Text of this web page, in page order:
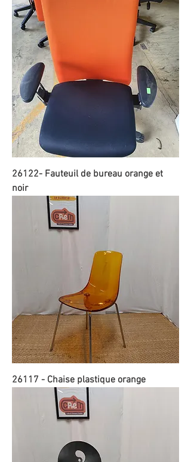
26122- Fauteuil de bureau orange et
noir
26117 - Chaise plastique orange